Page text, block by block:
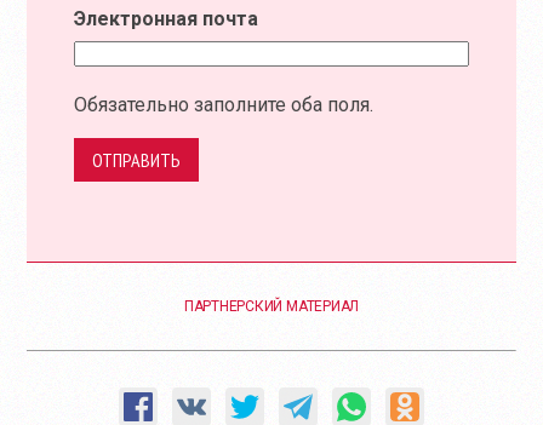
Электронная почта
Обязательно заполните оба поля.
ОТПРАВИТЬ
ПАРТНЕРСКИЙ МАТЕРИАЛ